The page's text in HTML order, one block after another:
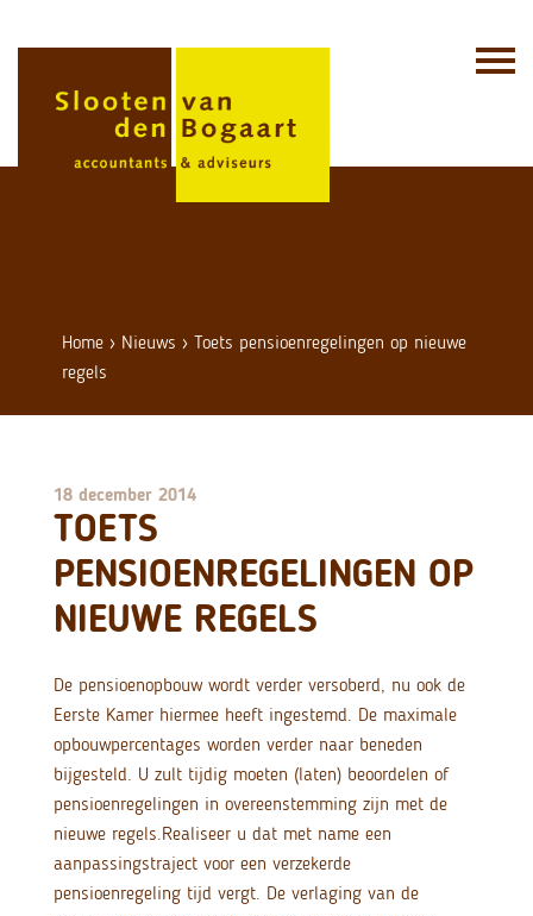
Home › Nieuws ›Toets pensioenregelingen op nieuwe
regels
18 december 2014
TOETS
PENSIOENREGELINGEN OP
NIEUWE REGELS
De pensioenopbouw wordt verder versoberd, nu ook de
Eerste Kamer hiermee heeft ingestemd. De maximale
opbouwpercentages worden verder naar beneden
bijgesteld. U zult tijdig moeten (laten) beoordelen of
pensioenregelingen in overeenstemming zijn met de
nieuwe regels.Realiseer u dat met name een
aanpassingstraject voor een verzekerde
pensioenregeling tijd vergt. De verlaging van de